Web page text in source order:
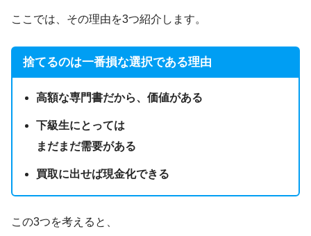
ここでは、その理由を3つ紹介します。
捨てるのは一番損な選択である理由
高額な専門書だから、価値がある
下級生にとっては
まだまだ需要がある
買取に出せば現金化できる
この3つを考えると、